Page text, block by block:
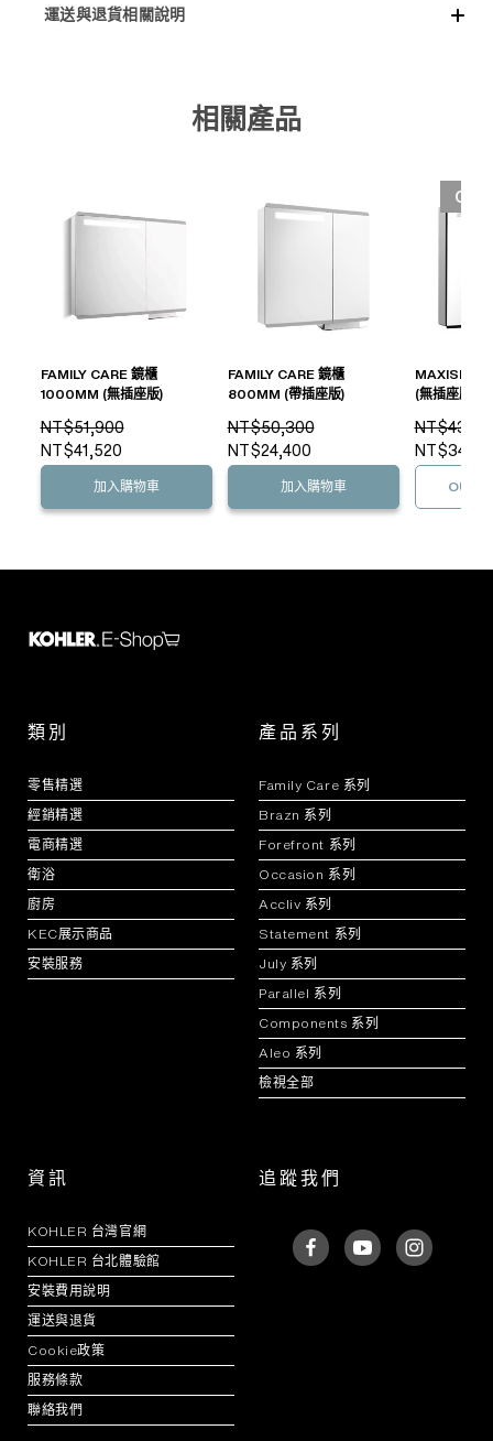
運送與退貨相關說明
相關產品
FAMILY CARE 鏡櫃
1000MM (無插座版)
NT$51,900
NT$41,520
加入購物車
FAMILY CARE 鏡櫃
800MM (帶插座版)
NT$50,300
NT$24,400
加入購物車
OUT
(無插座版)
OUT
類別
零售精選
經銷精選
電商精選
衛浴
廚房
KEC展示商品
安裝服務
產品系列
Family Care 系列
Brazn 系列
Forefront 系列
Occasion 系列
Accliv 系列
Statement 系列
July 系列
Parallel 系列
Components 系列
Aleo 系列
檢視全部
資訊
KOHLER 台灣官網
KOHLER 台北體驗館
安裝費用說明
運送與退貨
Cookie政策
服務條款
聯絡我們
追蹤我們